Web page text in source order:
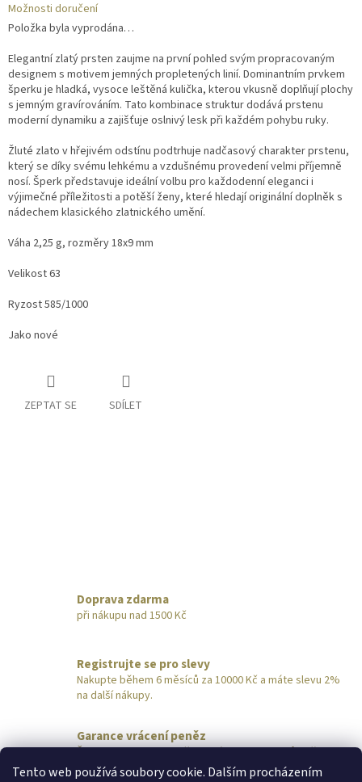
Tento web používá soubory cookie. Dalším procházením
Možnosti doručení
Položka byla vyprodána…
Elegantní zlatý prsten zaujme na první pohled svým propracovaným
designem s motivem jemných propletených linií. Dominantním prvkem
šperku je hladká, vysoce leštěná kulička, kterou vkusně doplňují plochy
s jemným gravírováním. Tato kombinace struktur dodává prstenu
moderní dynamiku a zajišťuje oslnivý lesk při každém pohybu ruky.
Žluté zlato v hřejivém odstínu podtrhuje nadčasový charakter prstenu,
který se díky svému lehkému a vzdušnému provedení velmi příjemně
nosí. Šperk představuje ideální volbu pro každodenní eleganci i
výjimečné příležitosti a potěší ženy, které hledají originální doplněk s
nádechem klasického zlatnického umění.
Váha 2,25 g, rozměry 18x9 mm
Velikost 63
Ryzost 585/1000
Jako nové
ZEPTAT SE SDÍLET
Doprava zdarma
při nákupu nad 1500 Kč
Registrujte se pro slevy
Nakupte během 6 měsíců za 10000 Kč a máte slevu 2%
na další nákupy.
Garance vrácení peněz
Šperk nevyhovuje? Pošlete nám ho do 14 dnů zpět,
obratem vrátíme peníze.